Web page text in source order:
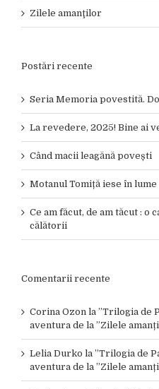
Zilele amanţilor
Postări recente
Seria Memoria povestită.
La revedere, 2025! Bine ai
Când macii leagănă povești
Motanul Tomiță iese în lume
Ce am făcut, de am tăcut : o
călătorii
Comentarii recente
Corina Ozon la ”Trilogia de
aventura de la ”Zilele
Lelia Durko la ”Trilogia de
aventura de la ”Zilele